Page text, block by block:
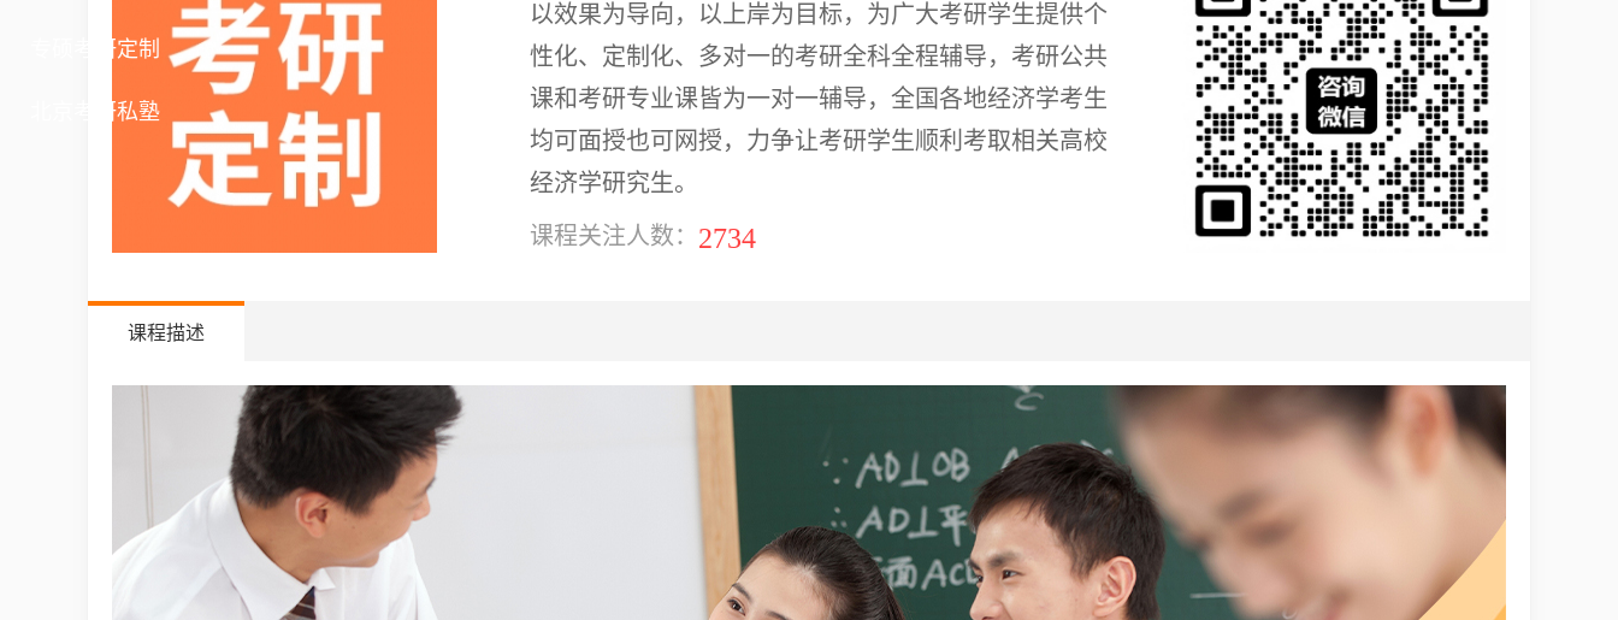
以效果为导向，以上岸为目标，为广大考研学生提供个
性化、定制化、多对一的考研全科全程辅导，考研公共
课和考研专业课皆为一对一辅导，全国各地经济学考生
均可面授也可网授，力争让考研学生顺利考取相关高校
经济学研究生。
课程关注人数： 2734
课程描述
专硕考研定制
北京考研私塾